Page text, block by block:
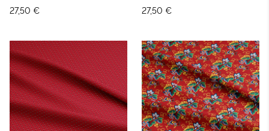
27,50 €
27,50 €